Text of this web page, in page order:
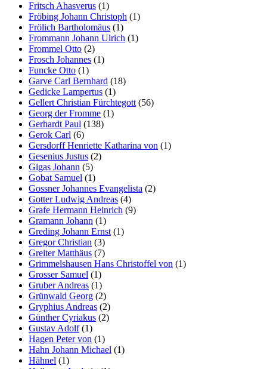
Fritsch Ahasverus (1)
Fröbing Johann Christoph (1)
Frölich Bartholomäus (1)
Frommann Johann Ulrich (1)
Frommel Otto (2)
Frosch Johannes (1)
Funcke Otto (1)
Garve Carl Bernhard (18)
Gedicke Lampertus (1)
Gellert Christian Fürchtegott(56)
Georg der Fromme (1)
Gerhardt Paul (138)
Gerok Carl (6)
Gersdorff Henriette Katharina von (1)
Gesenius Justus (2)
Gigas Johann (5)
Gobat Samuel (1)
Gossner Johannes Evangelista (2)
Gotter Ludwig Andreas (4)
Grafe Hermann Heinrich (9)
Gramann Johann (1)
Greding Johann Ernst(1)
Gregor Christian (3)
Greiter Matthäus (7)
Grimmelshausen Hans Christoffel von (1)
Grosser Samuel (1)
Gruber Andreas (1)
Grünwald Georg (2)
Gryphius Andreas (2)
Günther Cyriakus (2)
Gustav Adolf(1)
Hagen Peter von (1)
Hahn Johann Michael (1)
Hähnel (1)